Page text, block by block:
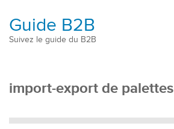
Guide B2B
Suivez le guide du B2B
import-export de palettes